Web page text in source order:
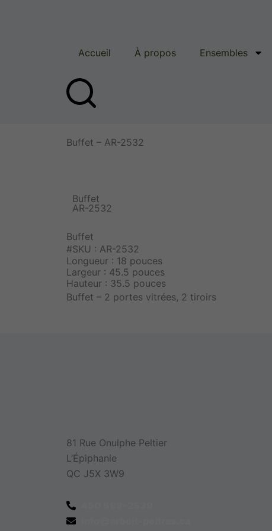
Accueil
À propos Ensembles
Buffet – AR-2532
Buffet
AR-2532
Buffet
#SKU : AR-2532
Longueur : 18 pouces
Largeur : 45.5 pouces
Hauteur : 35.5 pouces
Buffet – 2 portes vitrées, 2 tiroirs
81 Rue Onulphe Peltier
L’Épiphanie
QC J5X 3W9